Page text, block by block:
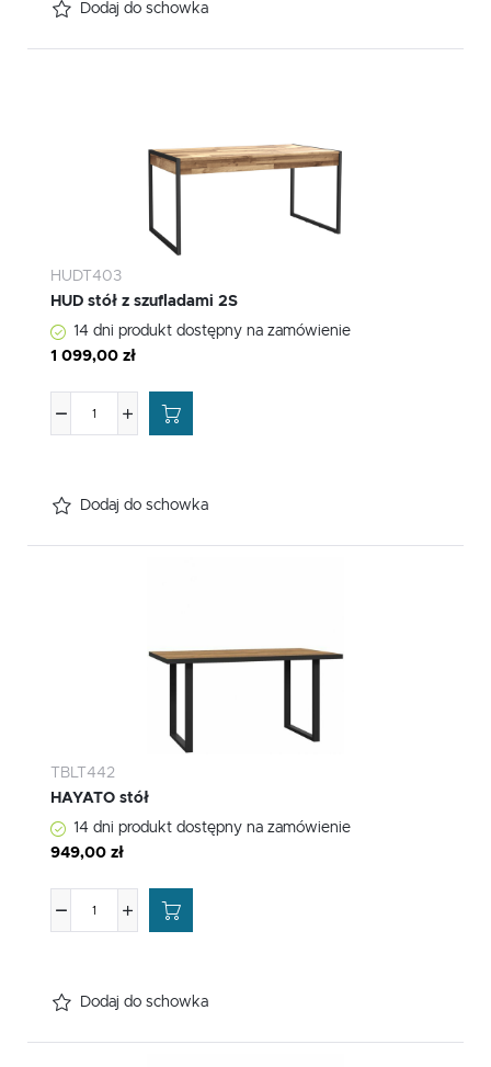
Dodaj do schowka
HUDT403
HUD stół z szufladami 2S
14 dni produkt dostępny na zamówienie
1 099,00 zł
Dodaj do schowka
TBLT442
HAYATO stół
14 dni produkt dostępny na zamówienie
949,00 zł
Dodaj do schowka